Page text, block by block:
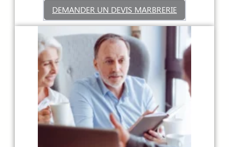
DEMANDER UN DEVIS MARBRERIE